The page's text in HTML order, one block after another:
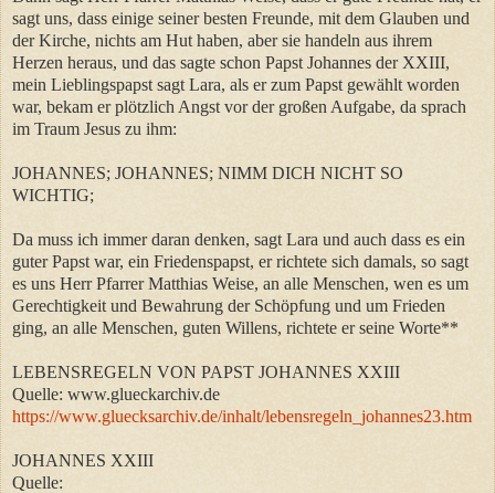
sagt uns, dass einige seiner besten Freunde, mit dem Glauben und
der Kirche, nichts am Hut haben, aber sie handeln aus ihrem
Herzen heraus, und das sagte schon Papst Johannes der XXIII,
mein Lieblingspapst sagt Lara, als er zum Papst gewählt worden
war, bekam er plötzlich Angst vor der großen Aufgabe, da sprach
im Traum Jesus zu ihm:
JOHANNES; JOHANNES; NIMM DICH NICHT SO
WICHTIG;
Da muss ich immer daran denken, sagt Lara und auch dass es ein
guter Papst war, ein Friedenspapst, er richtete sich damals, so sagt
es uns Herr Pfarrer Matthias Weise, an alle Menschen, wen es um
Gerechtigkeit und Bewahrung der Schöpfung und um Frieden
ging, an alle Menschen, guten Willens, richtete er seine Worte**
LEBENSREGELN VON PAPST JOHANNES XXIII
Quelle: www.glueckarchiv.de
https://www.gluecksarchiv.de/inhalt/lebensregeln_johannes23.htm
JOHANNES XXIII
Quelle: